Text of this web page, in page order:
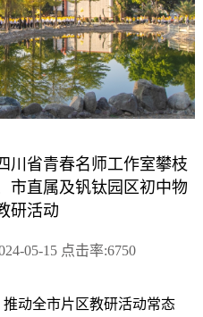
省青春名师工作室攀枝
市直属及钒钛园区初中物
研活动
05-15 点击率:6750
动全市片区教研活动常态